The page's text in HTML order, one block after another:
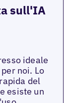
sull'IA
ideale
noi. Lo
del
esiste un